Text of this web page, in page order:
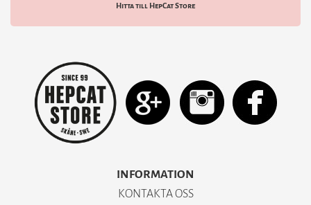
Hitta till HepCat Store
INFORMATION
KONTAKTA OSS